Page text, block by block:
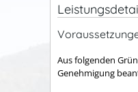
Aus folgenden
Genehmigung